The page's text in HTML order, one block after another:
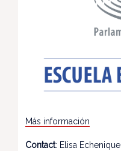
Más información
Contact: Elisa Echenique